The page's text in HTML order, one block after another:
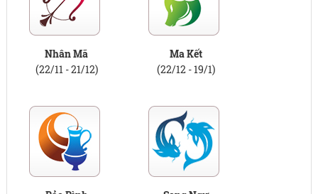
Nhân Mã
(22/11 - 21/12)
Ma Kết
(22/12 - 19/1)